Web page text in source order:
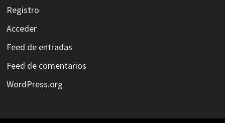
Registro
Acceder
Feed de entradas
Feed de comentarios
WordPress.org